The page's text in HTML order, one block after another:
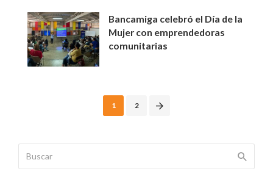
Bancamiga celebró el Día de la
Mujer con emprendedoras
comunitarias
1 2